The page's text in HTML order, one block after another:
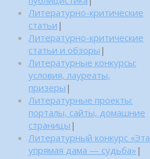
Литературно-критические
статьи |
Литературно-критические
статьи и обзоры |
Литературные конкурсы:
условия, лауреаты,
призеры |
Литературные проекты:
порталы, сайты, домашние
страницы |
Литературный конкурс «Эта
упрямая дама — судьба» |